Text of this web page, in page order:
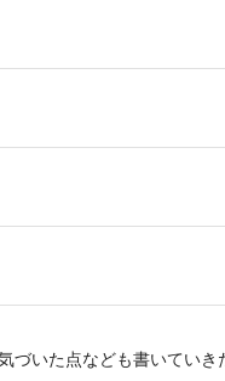
づいた点なども書いていき